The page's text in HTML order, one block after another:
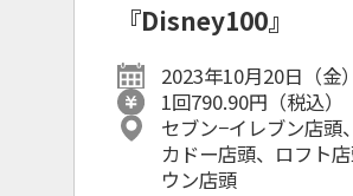
『Disney100』
2023年10月20日（金
イレブンは店舗によっ
22⽇(⽇)以降の発売に
ございます。
1回790.90円（税込）
セブン−イレブン店頭
カドー店頭、ロフト
ウン店頭